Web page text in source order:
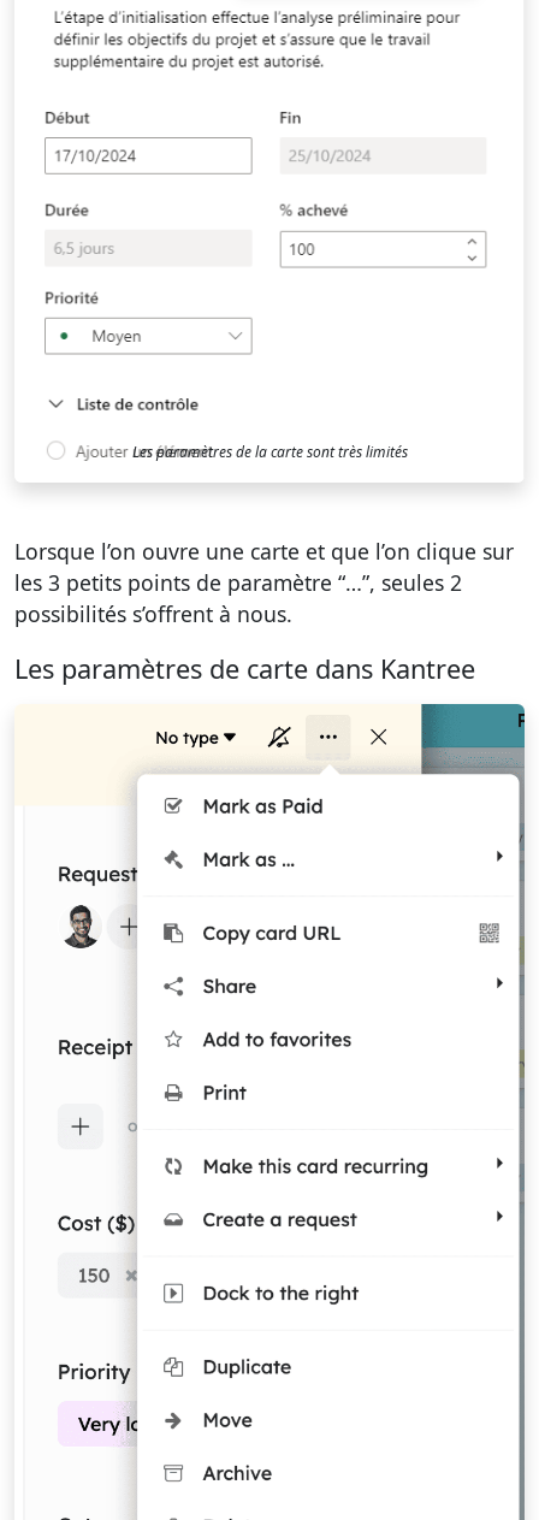
Les paramètres de la carte sont très limités
Lorsque l’on ouvre une carte et que l’on clique sur
les 3 petits points de paramètre “…”, seules 2
possibilités s’offrent à nous.
Les paramètres de carte dans Kantree